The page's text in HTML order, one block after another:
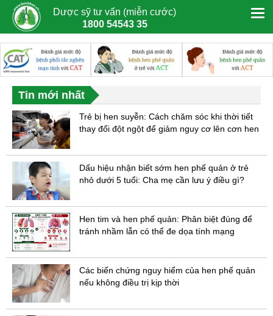
Dược sỹ tư vấn (miễn cước)
1800 54543 35
Tin mới nhất
Trẻ bị hen suyễn: Cách chăm sóc khi thời tiết
thay đổi đột ngột để giảm nguy cơ lên cơn hen
Dấu hiệu nhận biết sớm hen phế quản ở trẻ
nhỏ dưới 5 tuổi: Cha mẹ cần lưu ý điều gì?
Hen tim và hen phế quản: Phân biệt đúng để
tránh nhầm lẫn có thể đe dọa tính mạng
Các biến chứng nguy hiểm của hen phế quản
nếu không điều trị kịp thời